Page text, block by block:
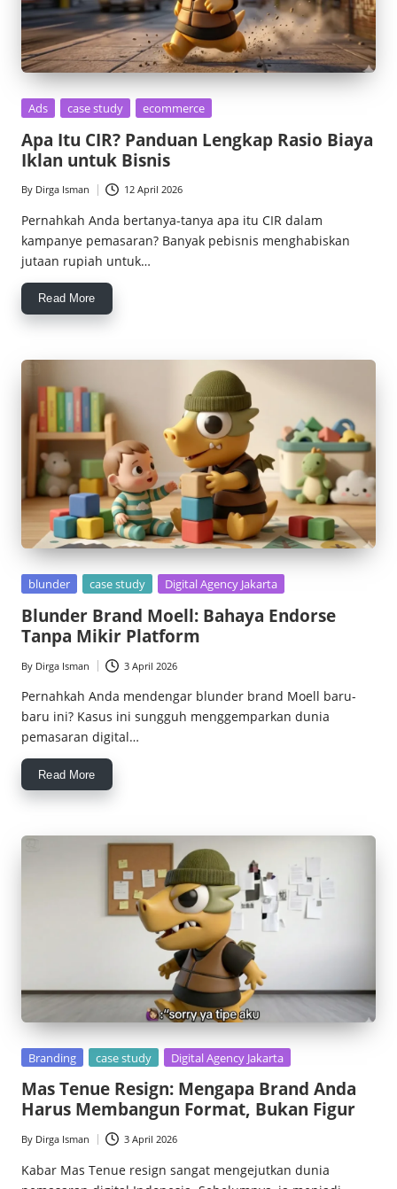
Posted
Ads case study ecommerce
Apa Itu CIR? Panduan Lengkap Rasio Biaya
Iklan untuk Bisnis
Posted
by
By Dirga Isman 12 April 2026
Pernahkah Anda bertanya-tanya apa itu CIR dalam
kampanye pemasaran? Banyak pebisnis menghabiskan
jutaan rupiah untuk…
Read More
Posted
blunder case study Digital Agency Jakarta
Blunder Brand Moell: Bahaya Endorse
Tanpa Mikir Platform
Posted
by
By Dirga Isman 3 April 2026
Pernahkah Anda mendengar blunder brand Moell baru-
baru ini? Kasus ini sungguh menggemparkan dunia
pemasaran digital…
Read More
Posted
Branding case study Digital Agency Jakarta
Mas Tenue Resign: Mengapa Brand Anda
Harus Membangun Format, Bukan Figur
Posted
by
By Dirga Isman 3 April 2026
Kabar Mas Tenue resign sangat mengejutkan dunia